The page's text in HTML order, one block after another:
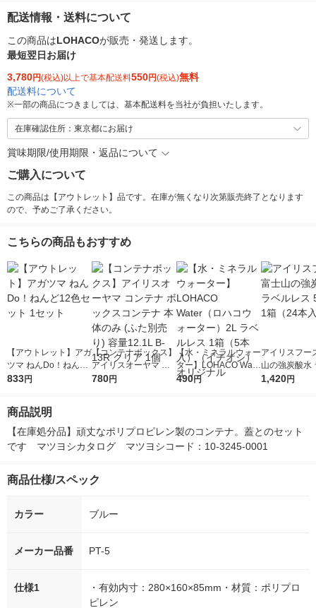
配送情報・送料について
この商品はLOHACOが販売・発送します。
最短翌日お届け
3,780円(税込)以上で基本配送料550円(税込)無料
配送料について
※一部の商品につきましては、基本配送料を当社が負担いたします。
在庫確認住所：東京都にお届け
賞味期限/使用期限・返品について
ご購入について
この商品は【アウトレット】品です。在庫が無くなり次第販売終了となります
ので、予めご了承ください。
こちらの商品もおすすめ
【アウトレット】アガ
ツマ ねんDo！ねんど
12色セット 1セット
833円
【コンテナボックス】
アイリスオーヤマ コ
ンテナ ボックスコン
780円
【水・ミネラルウォー
ター】LOHACO Wate
r（ロハコウォータ
490円
アイリスフー
山の強炭酸水
レス 500ml 1
1,420円
商品説明
【在庫処分品】頑丈なポリプロピレン製のコンテナ。蓋とのセット
です　マツヨシカタログ　マツヨシコード：10-3245-0001
商品仕様/スペック
カラー ブルー
メーカー品番 PT-5
仕様1
・有効内寸：280×160×85mm・材質：ポリプロ
ピレン